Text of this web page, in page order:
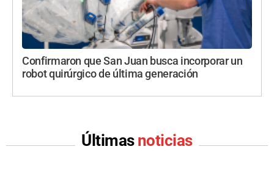
Confirmaron que San Juan busca incorporar un
robot quirúrgico de última generación
Últimas noticias